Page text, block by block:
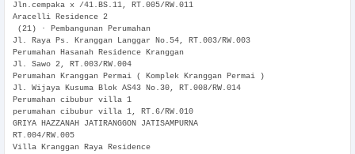
Jln.cempaka x /41.BS.11, RT.005/RW.011
Aracelli Residence 2
(21) · Pembangunan Perumahan
Jl. Raya Ps. Kranggan Langgar No.54, RT.003/RW.003
Perumahan Hasanah Residence Kranggan
Jl. Sawo 2, RT.003/RW.004
Perumahan Kranggan Permai ( Komplek Kranggan Permai )
Jl. Wijaya Kusuma Blok AS43 No.30, RT.008/RW.014
Perumahan cibubur villa 1
perumahan cibubur villa 1, RT.6/RW.010
GRIYA HAZZANAH JATIRANGGON JATISAMPURNA
RT.004/RW.005
Villa Kranggan Raya Residence